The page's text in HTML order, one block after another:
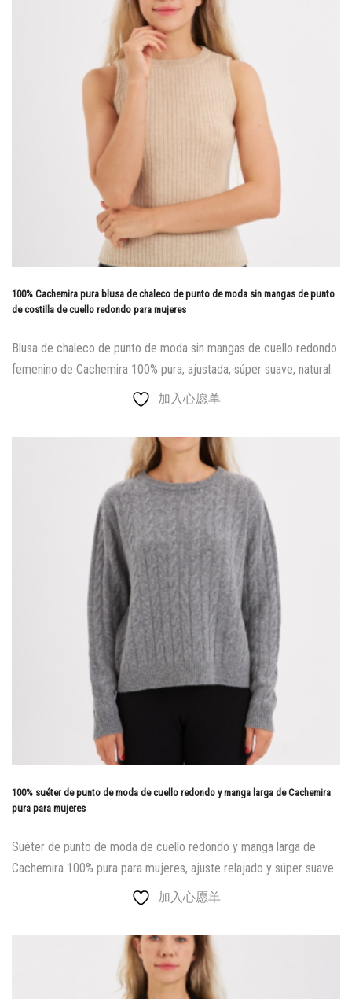
100% Cachemira pura blusa de chaleco de punto de moda sin mangas de punto
de costilla de cuello redondo para mujeres
Blusa de chaleco de punto de moda sin mangas de cuello redondo
femenino de Cachemira 100% pura, ajustada, súper suave, natural.
加入心愿单
100% suéter de punto de moda de cuello redondo y manga larga de Cachemira
pura para mujeres
Suéter de punto de moda de cuello redondo y manga larga de
Cachemira 100% pura para mujeres, ajuste relajado y súper suave.
加入心愿单